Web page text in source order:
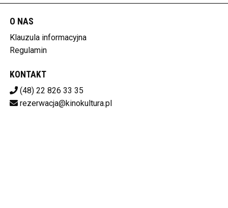
O NAS
Klauzula informacyjna
Regulamin
KONTAKT
(48) 22 826 33 35
rezerwacja@kinokultura.pl